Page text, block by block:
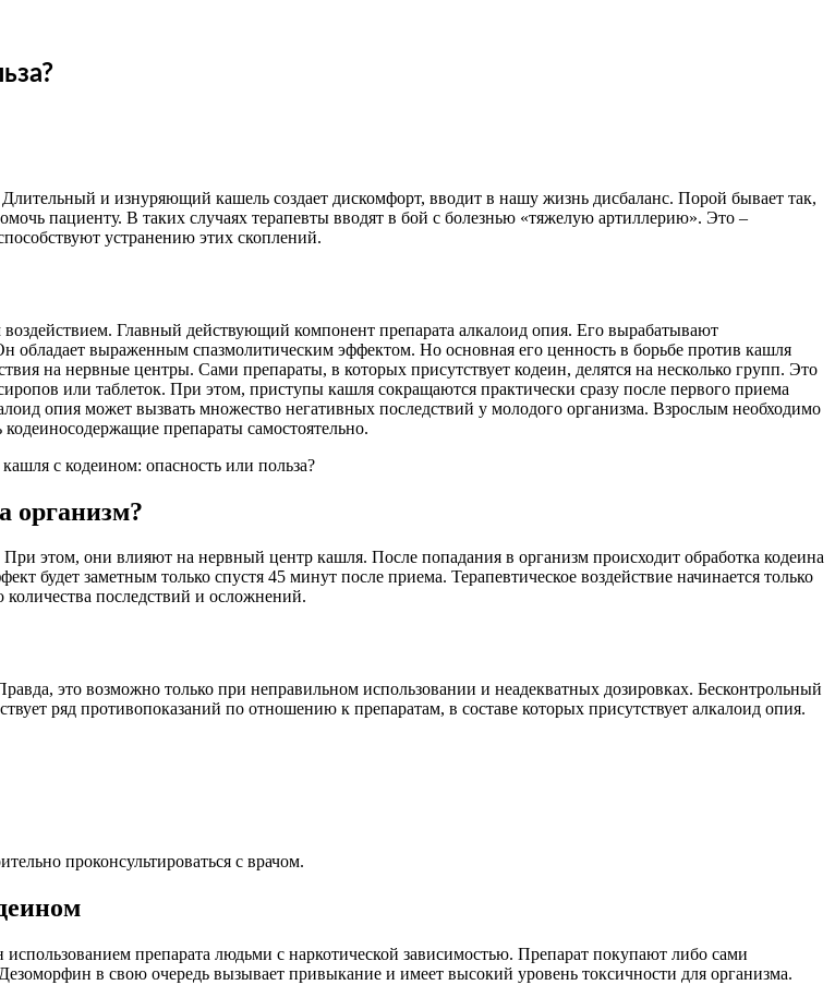
и изнуряющий кашель создает дискомфорт, вводит в нашу жизнь дисбаланс. Порой бывает так,
пациенту. В таких случаях терапевты вводят в бой с болезнью «тяжелую артиллерию». Это –
устранению этих скоплений.
Главный действующий компонент препарата алкалоид опия. Его вырабатывают
выраженным спазмолитическим эффектом. Но основная его ценность в борьбе против кашля
на нервные центры. Сами препараты, в которых присутствует кодеин, делятся на несколько групп. Это
или таблеток. При этом, приступы кашля сокращаются практически сразу после первого приема
опия может вызвать множество негативных последствий у молодого организма. Взрослым необходимо
препараты самостоятельно.
организм?
этом, они влияют на нервный центр кашля. После попадания в организм происходит обработка кодеина
будет заметным только спустя 45 минут после приема. Терапевтическое воздействие начинается только
последствий и осложнений.
это возможно только при неправильном использовании и неадекватных дозировках. Бесконтрольный
ряд противопоказаний по отношению к препаратам, в составе которых присутствует алкалоид опия.
проконсультироваться с врачом.
препарата людьми с наркотической зависимостью. Препарат покупают либо сами
в свою очередь вызывает привыкание и имеет высокий уровень токсичности для организма.